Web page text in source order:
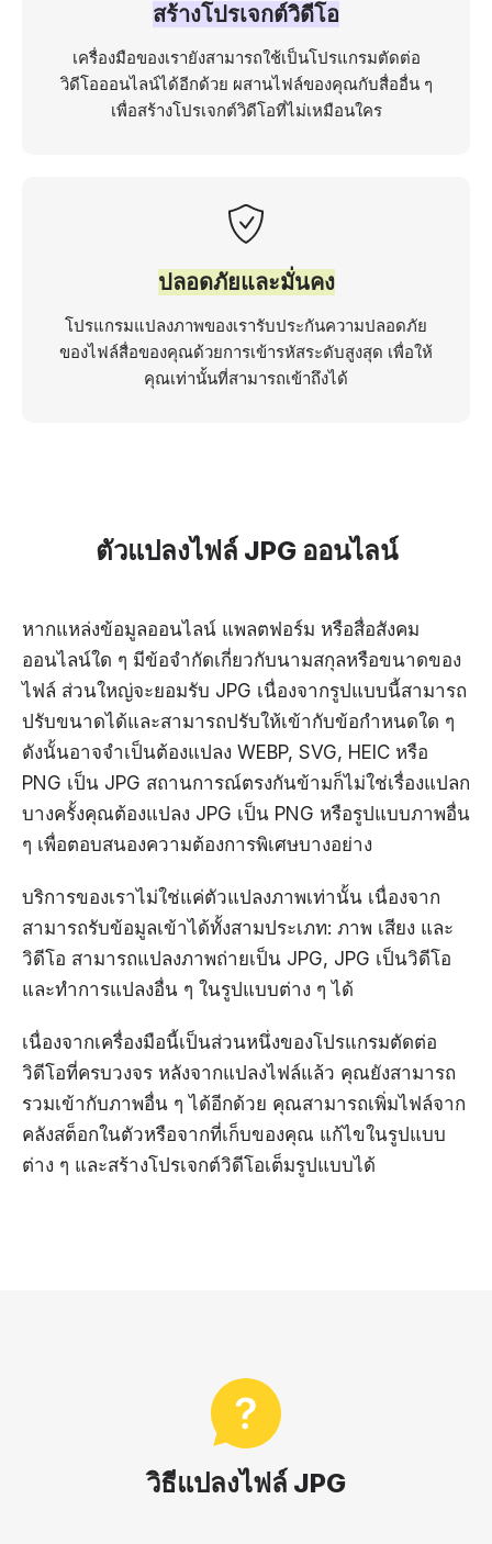
สร้างโปรเจกต์วิดีโอ
เครื่องมือของเรายังสามารถใช้เป็นโปรแกรมตัดต่อ
วิดีโอออนไลน์ได้อีกด้วย ผสานไฟล์ของคุณกับสื่ออื่น ๆ
เพื่อสร้างโปรเจกต์วิดีโอที่ไม่เหมือนใคร
ปลอดภัยและมั่นคง
โปรแกรมแปลงภาพของเรารับประกันความปลอดภัย
ของไฟล์สื่อของคุณด้วยการเข้ารหัสระดับสูงสุด เพื่อให้
คุณเท่านั้นที่สามารถเข้าถึงได้
ตัวแปลงไฟล์ JPG ออนไลน์
หากแหล่งข้อมูลออนไลน์ แพลตฟอร์ม หรือสื่อสังคม
ออนไลน์ใด ๆ มีข้อจำกัดเกี่ยวกับนามสกุลหรือขนาดของ
ไฟล์ ส่วนใหญ่จะยอมรับ JPG เนื่องจากรูปแบบนี้สามารถ
ปรับขนาดได้และสามารถปรับให้เข้ากับข้อกำหนดใด ๆ
ดังนั้นอาจจำเป็นต้องแปลง WEBP, SVG, HEIC หรือ
PNG เป็น JPG สถานการณ์ตรงกันข้ามก็ไม่ใช่เรื่องแปลก
บางครั้งคุณต้องแปลง JPG เป็น PNG หรือรูปแบบภาพอื่น
ๆ เพื่อตอบสนองความต้องการพิเศษบางอย่าง
บริการของเราไม่ใช่แค่ตัวแปลงภาพเท่านั้น เนื่องจาก
สามารถรับข้อมูลเข้าได้ทั้งสามประเภท: ภาพ เสียง และ
วิดีโอ สามารถแปลงภาพถ่ายเป็น JPG, JPG เป็นวิดีโอ
และทำการแปลงอื่น ๆ ในรูปแบบต่าง ๆ ได้
เนื่องจากเครื่องมือนี้เป็นส่วนหนึ่งของโปรแกรมตัดต่อ
วิดีโอที่ครบวงจร หลังจากแปลงไฟล์แล้ว คุณยังสามารถ
รวมเข้ากับภาพอื่น ๆ ได้อีกด้วย คุณสามารถเพิ่มไฟล์จาก
คลังสต็อกในตัวหรือจากที่เก็บของคุณ แก้ไขในรูปแบบ
ต่าง ๆ และสร้างโปรเจกต์วิดีโอเต็มรูปแบบได้
วิธีแปลงไฟล์ JPG